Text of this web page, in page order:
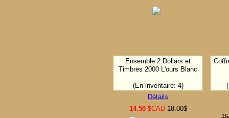
Ensemble 2 Dollars et
Timbres 2000 L'ours Blanc
(En inventaire: 4)
Détails
14.50$CAD 18.00$